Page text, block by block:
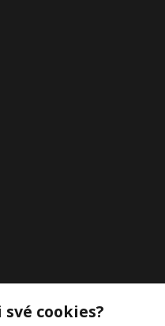
cookies?